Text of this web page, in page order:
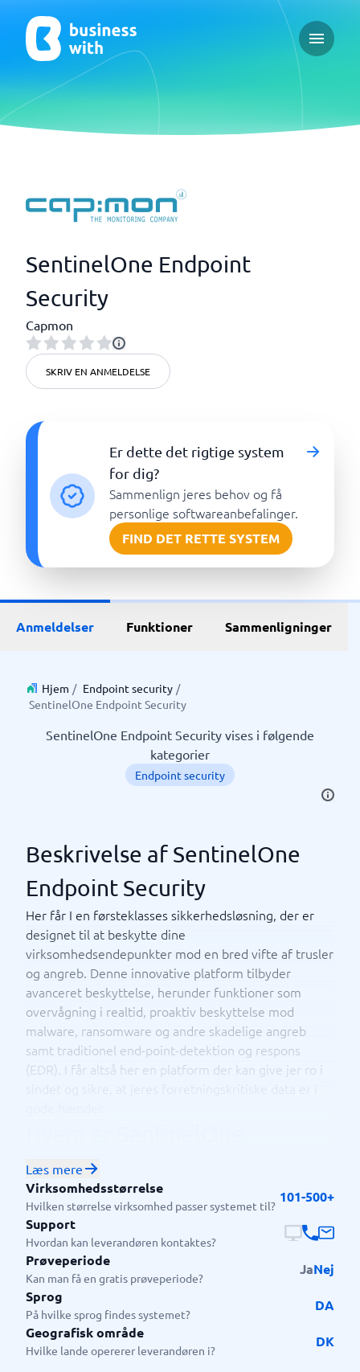
Open
SentinelOne Endpoint
Security
Capmon
SKRIV EN ANMELDELSE
Er dette det rigtige system
for dig?
Sammenlign jeres behov og få
personlige softwareanbefalinger.
FIND DET RETTE SYSTEM
Anmeldelser Funktioner Sammenligninger
Hjem / Endpoint security /
SentinelOne Endpoint Security
SentinelOne Endpoint Security vises i følgende
kategorier
Endpoint security
Beskrivelse af SentinelOne
Endpoint Security
Her får I en førsteklasses sikkerhedsløsning, der er
designet til at beskytte dine
virksomhedsendepunkter mod en bred vifte af trusler
og angreb. Denne innovative platform tilbyder
avanceret beskyttelse, herunder funktioner som
overvågning i realtid, proaktiv beskyttelse mod
malware, ransomware og andre skadelige angreb
samt traditionel end-point-detektion og respons
(EDR). I får altså her en platform der kan give jer ro i
Endpoint Security egnet til?
SentinelOne Endpoint Protection er ideel til alle, der
vægter sikkerhed højt. Herunder både SMV’er samt
større organisationer inden for forskellige brancher.
Platformen beskytter kontinuerligt jeres
virksomhedsendepunkter mod trusler.
Læs mere
Virksomhedsstørrelse
Hvilken størrelse virksomhed passer systemet til?
101-500+
Support
Hvordan kan leverandøren kontaktes?
Prøveperiode
Kan man få en gratis prøveperiode?
JaNej
Sprog
På hvilke sprog findes systemet?
DA
Geografisk område
Hvilke lande opererer leverandøren i?
DK